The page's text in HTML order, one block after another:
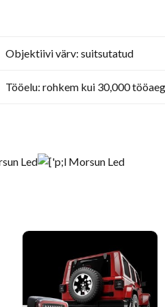
Objektiivi värv: suitsutatud
Tööelu: rohkem kui 30,000 tööaeg